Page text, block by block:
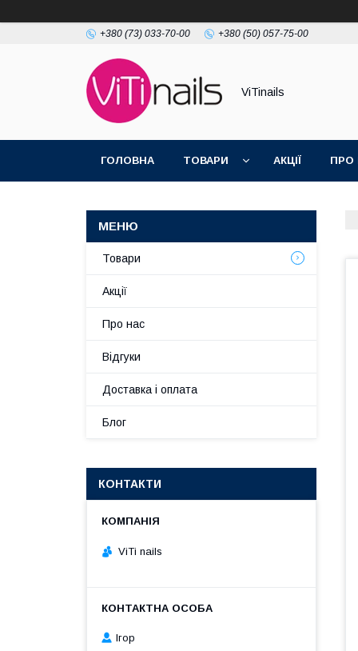
+380 (73) 033-70-00 +380 (50) 057-75-00
ViTinails
ГОЛОВНА ТОВАРИ АКЦІЇ ПРО
Товари
Акції
Про нас
Відгуки
Доставка і оплата
Блог
КОНТАКТИ
ViTi nails
Ігор